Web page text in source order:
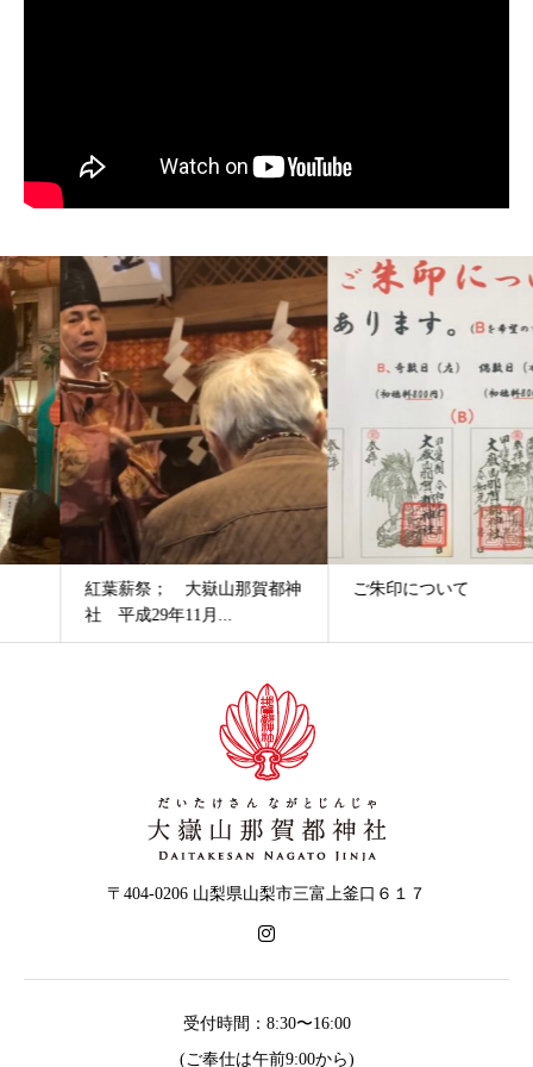
紅葉薪祭； 大嶽山那賀都神
社 平成29年11月...
ご朱印について
〒404-0206 山梨県山梨市三富上釜口６１７
受付時間：8:30〜16:00
(ご奉仕は午前9:00から)